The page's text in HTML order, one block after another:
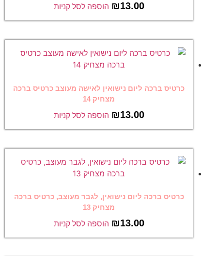
₪13.00 הוספה לסל קניות
כרטיס ברכה ליום נישואין לאישה מעוצב כרטיס ברכה
מצחיק 14
₪13.00 הוספה לסל קניות
כרטיס ברכה ליום נישואין, לגבר מעוצב, כרטיס ברכה
מצחיק 13
₪13.00 הוספה לסל קניות